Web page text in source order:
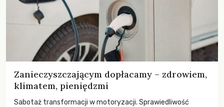
Zanieczyszczającym dopłacamy – zdrowiem,
klimatem, pieniędzmi
Sabotaż transformacji w motoryzacji. Sprawiedliwość